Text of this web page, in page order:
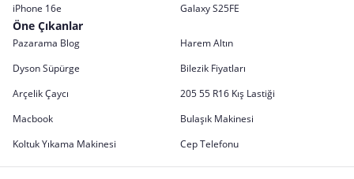
iPhone 16e
Galaxy S25FE
Öne Çıkanlar
Pazarama Blog
Harem Altın
Dyson Süpürge
Bilezik Fiyatları
Arçelik Çaycı
205 55 R16 Kış Lastiği
Macbook
Bulaşık Makinesi
Koltuk Yıkama Makinesi
Cep Telefonu